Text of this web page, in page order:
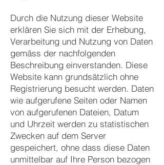
Durch die Nutzung dieser Website
erklären Sie sich mit der Erhebung,
Verarbeitung und Nutzung von Daten
gemäss der nachfolgenden
Beschreibung einverstanden. Diese
Website kann grundsätzlich ohne
Registrierung besucht werden. Daten
wie aufgerufene Seiten oder Namen
von aufgerufenen Dateien, Datum
und Uhrzeit werden zu statistischen
Zwecken auf dem Server
gespeichert, ohne dass diese Daten
unmittelbar auf Ihre Person bezogen